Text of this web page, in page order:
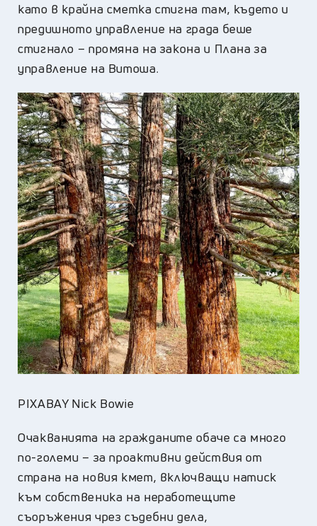
като в крайна сметка стигна там, където и
предишното управление на града беше
стигнало – промяна на закона и Плана за
управление на Витоша.
PIXABAY Nick Bowie
Очакванията на гражданите обаче са много
по-големи – за проактивни действия от
страна на новия кмет, включващи натиск
към собственика на неработещите
съоръжения чрез съдебни дела,